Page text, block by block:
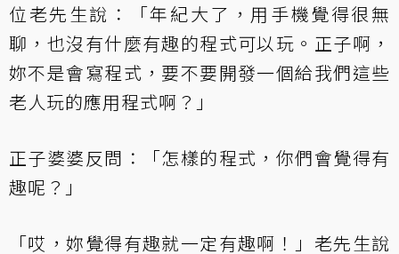
位老先生說：「年紀大了，用手機覺得很無
聊，也沒有什麼有趣的程式可以玩。正子啊，
妳不是會寫程式，要不要開發一個給我們這些
老人玩的應用程式啊？」
正子婆婆反問：「怎樣的程式，你們會覺得有
趣呢？」
「哎，妳覺得有趣就一定有趣啊！」老先生說